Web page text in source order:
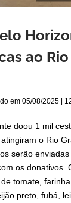
ao
em 05/08/2025 |
doou 1 mil
o Rio
serão
os donativos.
tomate,
preto, fubá,